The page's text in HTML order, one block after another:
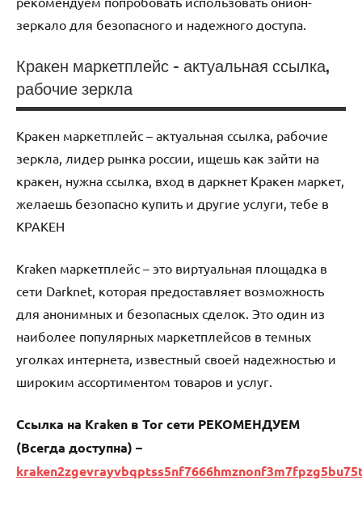
зеркало для безопасного и надежного доступа.
Uncategorized
Кракен маркетплейс – актуальная ссылка,
рабочие зеркла
Кракен маркетплейс – актуальная ссылка, рабочие
зеркла, лидер рынка россии, ищешь как зайти на
кракен, нужна ссылка, вход в даркнет Кракен маркет,
желаешь безопасно купить и другие услуги, тебе в
КРАКЕН
Kraken маркетплейс – это виртуальная площадка в
сети Darknet, которая предоставляет возможность
для анонимных и безопасных сделок. Это один из
наиболее популярных маркетплейсов в темных
уголках интернета, известный своей надежностью и
широким ассортиментом товаров и услуг.
Ссылка на Kraken в Tor сети РЕКОМЕНДУЕМ
(Всегда доступна) –